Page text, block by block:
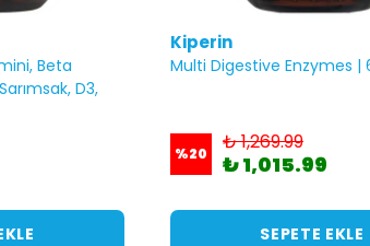
Beta
D3,
Kiperin
Multi Digestive Enzymes |
%20 ₺ 1,269.99
₺ 1,015.99
SEPETE EKLE